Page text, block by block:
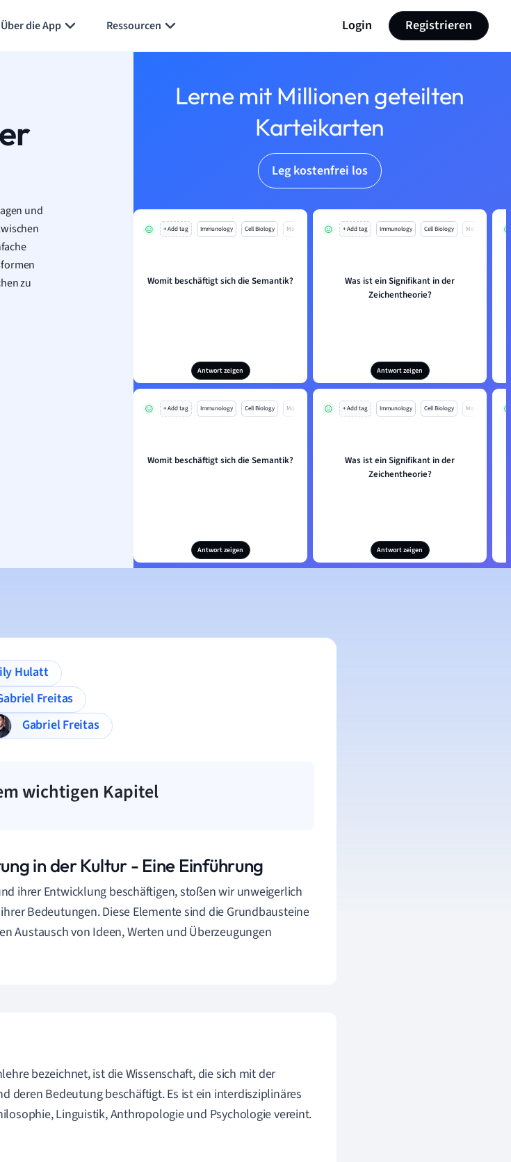
Über die App Ressourcen Login Registrieren
und
zu
Lerne mit Millionen geteilten
Karteikarten
Leg kostenfrei los
+ Add tag Immunology Cell Biology Mo
Womit beschäftigt sich die Semantik?
Antwort zeigen
+ Add tag Immunology Cell Biology Mo
Was ist ein Signifikant in der
Zeichentheorie?
Antwort zeigen
+ Add tag Immunology Cell Biology Mo
Womit beschäftigt sich die Semantik?
Antwort zeigen
+ Add tag Immunology Cell Biology Mo
Was ist ein Signifikant in der
Zeichentheorie?
Antwort zeigen
Lily Hulatt
Freitas
Gabriel Freitas
wichtigen Kapitel
in der Kultur - Eine Einführung
ihrer Entwicklung beschäftigen, stoßen wir unweigerlich
Bedeutungen. Diese Elemente sind die Grundbausteine
Austausch von Ideen, Werten und Überzeugungen
bezeichnet, ist die Wissenschaft, die sich mit der
deren Bedeutung beschäftigt. Es ist ein interdisziplinäres
Linguistik, Anthropologie und Psychologie vereint.